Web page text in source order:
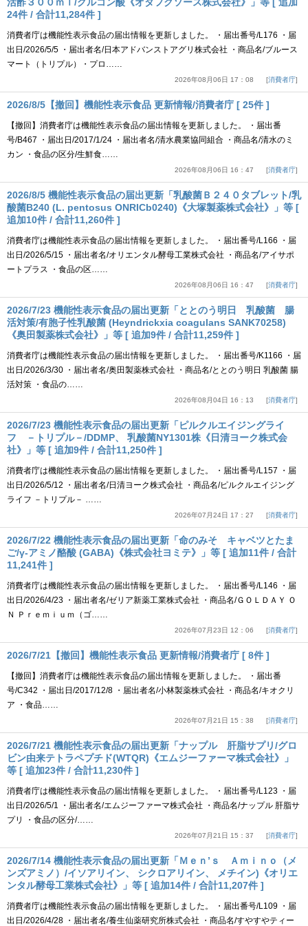
24件 / 合計11,284件 ]
消費者庁は機能性表示食品の届出情報を更新しました。 ・届出番号/L176 ・届
出日/2026/5/5 ・届出者名/日本アドバンストアグリ株式会社 ・商品名/ブルース
マート（トリプル）・プロ……
2026年08月06日 17：08 消費者庁
2026/8/5【撤回】機能性表示食品 更新情報/消費者庁 [ 25件 ]
【撤回】消費者庁は機能性表示食品の届出情報を更新しました。 ・届出番
号/B467 ・届出日/2017/1/24 ・届出者名/清水農業協同組合 ・商品名/清水のミ
カン ・食品の区分/生鮮食……
2026年08月06日 16：47 消費者庁
2026/8/5 機能性表示食品の届出更新「乳酸菌Ｂ２４０タブレット/乳
酸菌B240 (L. pentosus ONRICb0240)《大塚製薬株式会社》」等 [
追加10件 / 合計11,260件 ]
消費者庁は機能性表示食品の届出情報を更新しました。 ・届出番号/L166 ・届
出日/2026/5/15 ・届出者名/オリエンタル酵母工業株式会社 ・商品名/アイサポ
ートプラス ・食品の区……
2026年08月06日 16：47 消費者庁
2026/7/23 機能性表示食品の届出更新「ととのう明日 乳酸菌 腸
活対策/有胞子性乳酸菌 (Heyndrickxia coagulans SANK70258)
《奥田製薬株式会社》」等 [ 追加9件 / 合計11,259件 ]
消費者庁は機能性表示食品の届出情報を更新しました。 ・届出番号/K1166 ・届
出日/2026/3/30 ・届出者名/奥田製薬株式会社 ・商品名/ととのう明日 乳酸菌 腸
活対策 ・食品の……
2026年08月04日 16：13 消費者庁
2026/7/23 機能性表示食品の届出更新「ピルクルエイジングライ
フ －トリプル－/DDMP、 乳酸菌NY1301株《日清ヨーク株式会
社》」等 [ 追加9件 / 合計11,250件 ]
消費者庁は機能性表示食品の届出情報を更新しました。 ・届出番号/L157 ・届
出日/2026/5/12 ・届出者名/日清ヨーク株式会社 ・商品名/ピルクルエイジング
ライフ －トリプル－ ……
2026年07月24日 17：27 消費者庁
2026/7/22 機能性表示食品の届出更新「命のみそ キャベツとたま
ご/γ-アミノ酪酸 (GABA)《株式会社ヨミテ》」等 [ 追加11件 / 合計
11,241件 ]
消費者庁は機能性表示食品の届出情報を更新しました。 ・届出番号/L146 ・届
出日/2026/4/23 ・届出者名/ゼリア新薬工業株式会社 ・商品名/ＧＯＬＤＡＹ Ｏ
Ｎ Ｐｒｅｍｉｕｍ（ゴ……
2026年07月23日 12：06 消費者庁
2026/7/21【撤回】機能性表示食品 更新情報/消費者庁 [ 8件 ]
【撤回】消費者庁は機能性表示食品の届出情報を更新しました。 ・届出番
号/C342 ・届出日/2017/12/8 ・届出者名/小林製薬株式会社 ・商品名/キオクリ
ア ・食品……
2026年07月21日 15：38 消費者庁
2026/7/21 機能性表示食品の届出更新「ナップル 肝脂サプリ/グロ
ビン由来テトラペプチド(WTQR)《エムジーファーマ株式会社》」
等 [ 追加23件 / 合計11,230件 ]
消費者庁は機能性表示食品の届出情報を更新しました。 ・届出番号/L123 ・届
出日/2026/5/1 ・届出者名/エムジーファーマ株式会社 ・商品名/ナップル 肝脂サ
プリ ・食品の区分/……
2026年07月21日 15：37 消費者庁
2026/7/14 機能性表示食品の届出更新「Ｍｅｎ’ｓ Ａｍｉｎｏ（メ
ンズアミノ）/イソアリイン、 シクロアリイン、 メチイン)《オリエ
ンタル酵母工業株式会社》」等 [ 追加14件 / 合計11,207件 ]
消費者庁は機能性表示食品の届出情報を更新しました。 ・届出番号/L109 ・届
出日/2026/4/28 ・届出者名/養生仙薬研究所株式会社 ・商品名/すやすやティー